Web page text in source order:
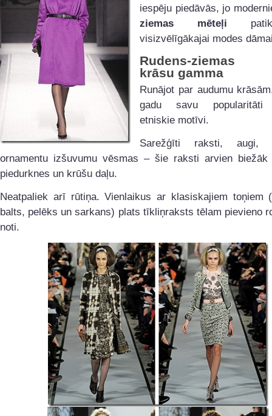
iespēju piedāvās, jo
ziemas mēteļi
visizvēlīgākajai modes
Rudens-ziemas
krāsu gamma
Runājot par audumu
gadu savu popularitāti
etniskie motīvi.
Sarežģīti raksti, augi,
ornamentu izšuvumu vēsmas – šie raksti arvien
piedurknes un krūšu daļu.
Neatpaliek arī rūtiņa. Vienlaikus ar klasiskajiem toņiem
balts, pelēks un sarkans) plats tīkliņraksts tēlam pievieno
noti.